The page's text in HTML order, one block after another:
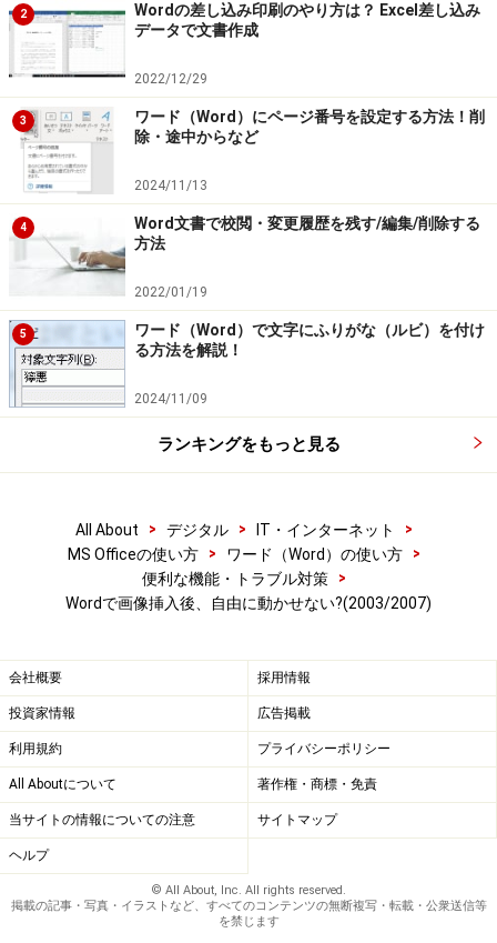
2
Wordの差し込み印刷のやり方は？ Excel差し込み
データで文書作成
2022/12/29
3
ワード（Word）にページ番号を設定する方法！削
除・途中からなど
2024/11/13
4
Word文書で校閲・変更履歴を残す/編集/削除する
方法
2022/01/19
5
ワード（Word）で文字にふりがな（ルビ）を付け
る方法を解説！
2024/11/09
ランキングをもっと見る
All About > デジタル > IT・インターネット
>
MS Officeの使い方
> ワード（Word）の使い方
>
便利な機能・トラブル対策
>
Wordで画像挿入後、自由に動かせない?(2003/2007)
会社概要 採用情報
投資家情報 広告掲載
利用規約 プライバシーポリシー
All Aboutについて 著作権・商標・免責
当サイトの情報についての注意 サイトマップ
ヘルプ
© All About, Inc. All rights reserved.
掲載の記事・写真・イラストなど、すべてのコンテンツの無断複写・転載・公衆送信等
を禁じます